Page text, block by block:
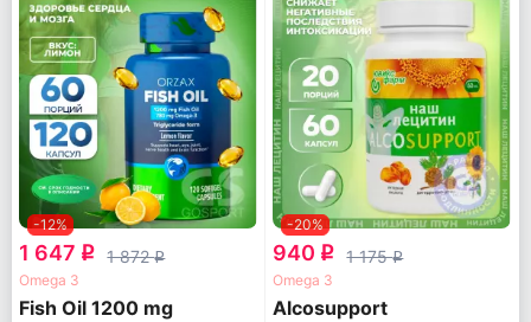
-12%
1 647 q 1 872q
Omega 3
Fish Oil 1200 mg
-20%
940 q 1 175q
Omega 3
Alcosupport